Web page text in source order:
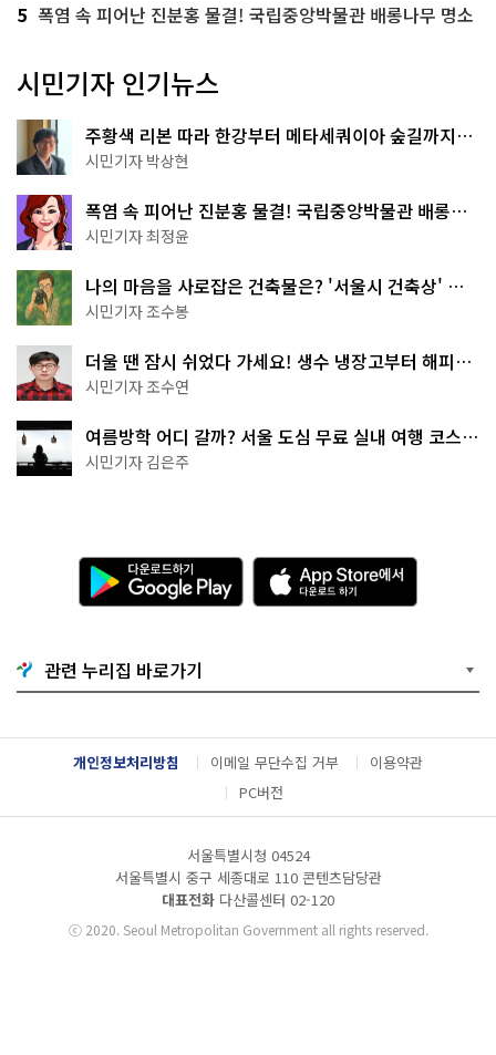
5 폭염 속 피어난 진분홍 물결! 국립중앙박물관 배롱나무 명소
시민기자 인기뉴스
주황색 리본 따라 한강부터 메타세쿼이아 숲길까지…
서울둘레길 15코스
시민기자 박상현
폭염 속 피어난 진분홍 물결! 국립중앙박물관 배롱나
무 명소
시민기자 최정윤
나의 마음을 사로잡은 건축물은? '서울시 건축상' 수
상작 공개!
시민기자 조수봉
더울 땐 잠시 쉬었다 가세요! 생수 냉장고부터 해피소
·무더위쉼터까지
시민기자 조수연
여름방학 어디 갈까? 서울 도심 무료 실내 여행 코스
추천
시민기자 김은주
다
운
로
기
G
o
g
l
e
l
A
p
p
e
서
다
운
드
관련 누리집 바로가기
개인정보처리방침 이메일 무단수집 거부
이용약관
PC버전
서울특별시청 04524
서울특별시 중구 세종대로 110 콘텐츠담당관
대표전화 다산콜센터 02-120
ⓒ2020. Seoul Metropolitan Government all rights reserved.